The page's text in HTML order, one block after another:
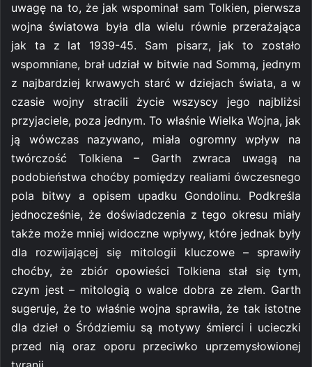
uwagę na to, że jak wspominał sam Tolkien, pierwsza
wojna światowa była dla wielu równie przerażająca
jak ta z lat 1939-45. Sam pisarz, jak to zostało
wspomniane, brał udział w bitwie nad Sommą, jednym
z najbardziej krwawych starć w dziejach świata, a w
czasie wojny stracili życie wszyscy jego najbliżsi
przyjaciele, poza jednym. To właśnie Wielka Wojna, jak
ją wówczas nazywano, miała ogromny wpływ na
twórczość Tolkiena – Garth zwraca uwagą na
podobieństwa choćby pomiędzy realiami ówczesnego
pola bitwy a opisem upadku Gondolinu. Podkreśla
jednocześnie, że doświadczenia z tego okresu miały
także może mniej widoczne wpływy, które jednak były
dla rozwijającej się mitologii kluczowe – sprawiły
choćby, że zbiór opowieści Tolkiena stał się tym,
czym jest – mitologią o walce dobra ze złem. Garth
sugeruje, że to właśnie wojna sprawiła, że tak istotne
dla dzieł o Śródziemiu są motywy śmierci i ucieczki
przed nią oraz oporu przeciwko uprzemysłowionej